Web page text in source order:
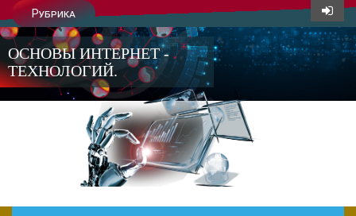
Рубрика
ОСНОВЫ ИНТЕРНЕТ -
ТЕХНОЛОГИЙ.